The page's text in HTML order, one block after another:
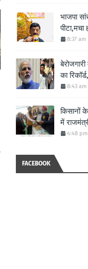
भाजपा
पीटा,मचा
8:37 am
का
8:43 am
किसानों
में
4:48 pm
FACEBOOK